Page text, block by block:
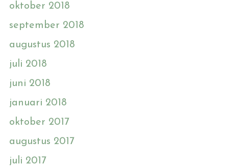
oktober 2018
september 2018
augustus 2018
juli 2018
juni 2018
januari 2018
oktober 2017
augustus 2017
juli 2017